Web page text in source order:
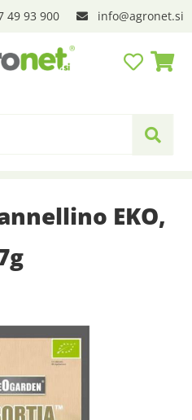
49 93 900 info agronet.si
EKO,